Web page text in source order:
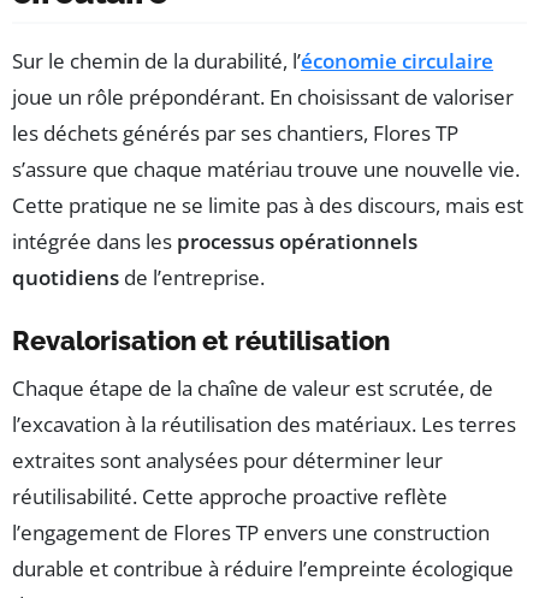
Sur le chemin de la durabilité, l’économie circulaire
joue un rôle prépondérant. En choisissant de valoriser
les déchets générés par ses chantiers, Flores TP
s’assure que chaque matériau trouve une nouvelle vie.
Cette pratique ne se limite pas à des discours, mais est
intégrée dans les processus opérationnels
quotidiens de l’entreprise.
Revalorisation et réutilisation
Chaque étape de la chaîne de valeur est scrutée, de
l’excavation à la réutilisation des matériaux. Les terres
extraites sont analysées pour déterminer leur
réutilisabilité. Cette approche proactive reflète
l’engagement de Flores TP envers une construction
durable et contribue à réduire l’empreinte écologique